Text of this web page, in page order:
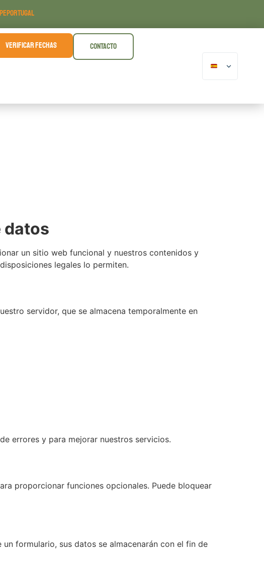
VERIFICAR FECHAS CONTACTO
datos
un sitio web funcional y nuestros contenidos y
legales lo permiten.
servidor, que se almacena temporalmente en
errores y para mejorar nuestros servicios.
proporcionar funciones opcionales. Puede bloquear
formulario, sus datos se almacenarán con el fin de